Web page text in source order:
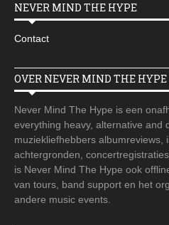
NEVER MIND THE HYPE
Contact
OVER NEVER MIND THE HYPE
Never Mind The Hype is een
everything heavy, alternative and
muziekliefhebbers albumreviews,
achtergronden,
is Never Mind The Hype ook
van tours, band support en het
andere music events.